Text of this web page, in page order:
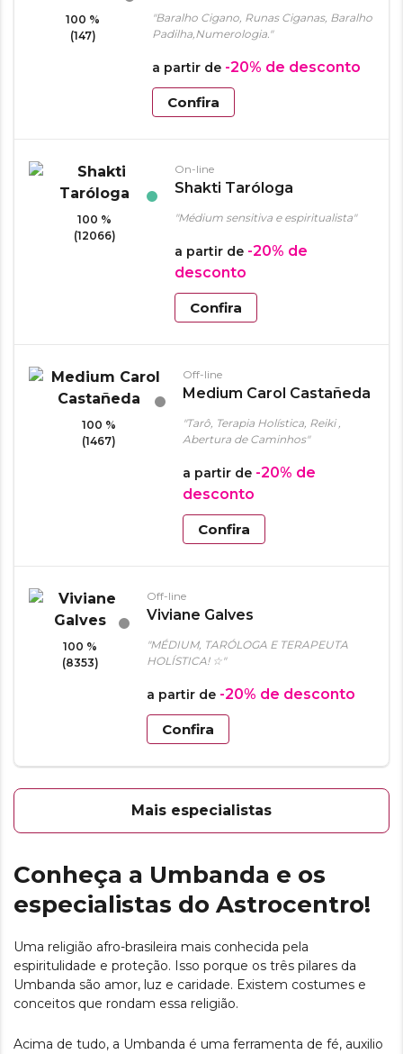
100 %
(147)
"Baralho Cigano, Runas Ciganas, Baralho
Padilha,Numerologia."
a partir de -20% de desconto
Confira
100 %
(12066)
On-line
Shakti Taróloga
"Médium sensitiva e espiritualista"
a partir de -20% de
desconto
Confira
100 %
(1467)
Off-line
Medium Carol Castañeda
"Tarô, Terapia Holística, Reiki ,
Abertura de Caminhos"
a partir de -20% de
desconto
Confira
100 %
(8353)
Off-line
Viviane Galves
"MÉDIUM, TARÓLOGA E TERAPEUTA
HOLÍSTICA! ☆"
a partir de -20% de desconto
Confira
Mais especialistas
Conheça a Umbanda e os
especialistas do Astrocentro!
Uma religião afro-brasileira mais conhecida pela
espiritulidade e proteção. Isso porque os três pilares da
Umbanda são amor, luz e caridade. Existem costumes e
conceitos que rondam essa religião.
Acima de tudo, a Umbanda é uma ferramenta de fé, auxilio